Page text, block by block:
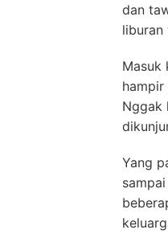
dan
liburan
Masuk
hampir
Nggak
Yang